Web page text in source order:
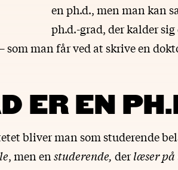
en ph.d., men man kan
ph.d.-grad, der kalder
som man får ved at skrive en
ER EN
bliver man som studerende
, men enstuderende, derlæser på